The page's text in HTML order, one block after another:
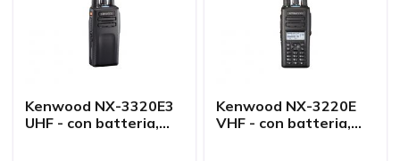
Kenwood NX-3320E3
UHF - con batteria,
Kenwood NX-3220E
VHF - con batteria,